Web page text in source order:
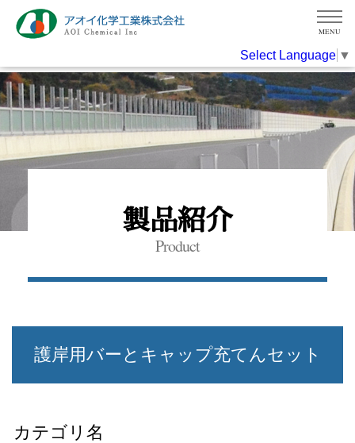
Select Language ▼
MENU
製品紹介
Product
護岸用バーとキャップ充てんセット
カテゴリ名